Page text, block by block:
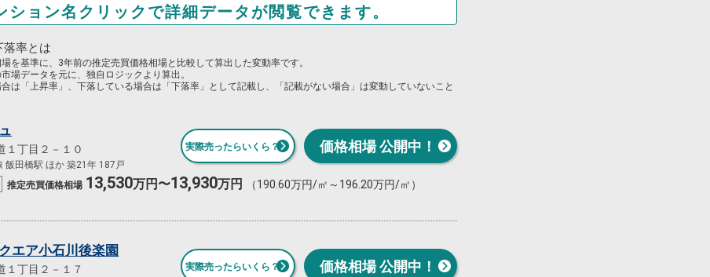
ション名クリックで詳細データが閲覧できます。
落率とは
を基準に、3年前の推定売買価格相場と比較して算出した変動率です。
場データを元に、独自ロジックより算出。
は「上昇率」、下落している場合は「下落率」として記載し、「記載がない場合」は変動していないこと
１丁目２－１０
飯田橋駅 ほか 築21年 187戸
実際売ったらいくら？ 価格相場 公開中！
推定売買価格相場 13,530万円〜13,930万円 （190.60万円/㎡～196.20万円/㎡）
エア小石川後楽園
１丁目２－１７ 実際売ったらいくら？ 価格相場 公開中！